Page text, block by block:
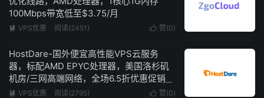
100Mbps带宽低至$3.75/月
 赞(0)
 VPS优惠 阅读(2451)
HostDare-国外便宜高性能VPS云服务
器，标配AMD EPYC处理器，美国洛杉矶
机房/三网高端网络，全场6.5折优惠促销，
1.5G内存1核心100Mbps带宽低至$24/年
 赞(0)
 VPS优惠 阅读(2795)